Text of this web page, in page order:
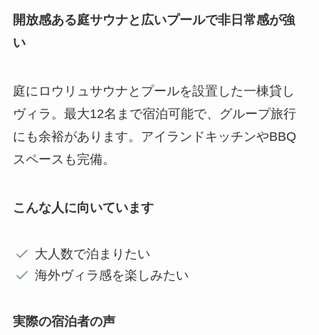
開放感ある庭サウナと広いプールで非日常感が強
い
庭にロウリュサウナとプールを設置した一棟貸し
ヴィラ。最大12名まで宿泊可能で、グループ旅行
にも余裕があります。アイランドキッチンやBBQ
スペースも完備。
こんな人に向いています
大人数で泊まりたい
海外ヴィラ感を楽しみたい
実際の宿泊者の声